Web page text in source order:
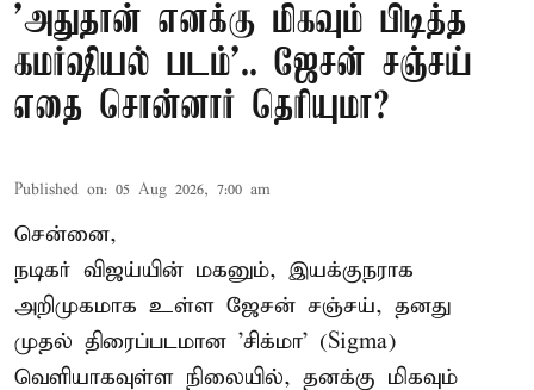
'அதுதான் எனக்கு மிகவும் பிடித்த
கமர்ஷியல் படம்'.. ஜேசன் சஞ்சய்
எதை சொன்னார் தெரியுமா?
Published on: 05 Aug 2026, 7:00 am
சென்னை,
நடிகர் விஜய்யின் மகனும், இயக்குநராக
அறிமுகமாக உள்ள ஜேசன் சஞ்சய், தனது
முதல் திரைப்படமான 'சிக்மா' (Sigma)
வெளியாகவுள்ள நிலையில், தனக்கு மிகவும்